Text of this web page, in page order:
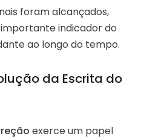
foram alcançados,
indicador do
ao longo do tempo.
da Escrita do
exerce um papel